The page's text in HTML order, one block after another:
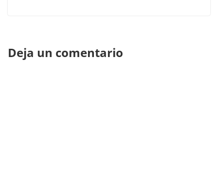
Deja un comentario